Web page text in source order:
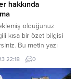
hakkında
olduğunuz
kısa bir özet bilgisi
Bu metin yazı
sayfasında “Özet”
eklenebilir. Özet
başlık altında kalın
22:18 0